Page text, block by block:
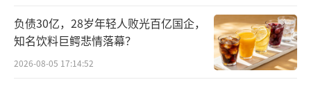
品（上海）有限公司及林盛被限制高消费。（责
任编辑：zx0600）
负债30亿，28岁年轻人败光百亿国企，
知名饮料巨鳄悲情落幕？
2026-08-05 17:14:52